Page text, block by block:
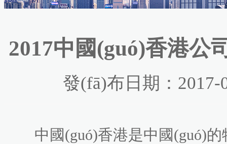
2017中國(guó)香港公
發(fā)布日期：2017-
中國(guó)香港是中國(guó)